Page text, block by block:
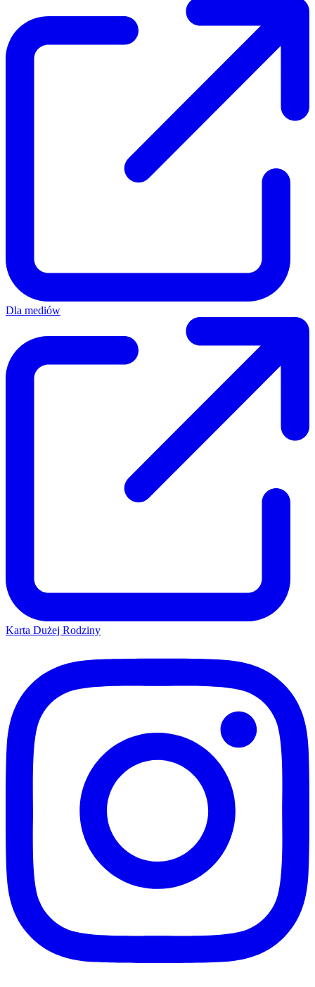
Dla mediów
Karta Dużej Rodziny